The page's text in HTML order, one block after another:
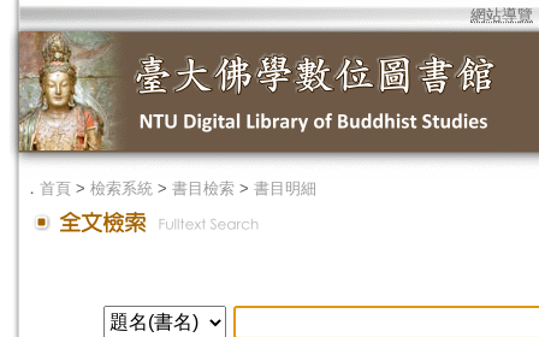
網站導覽
． 首頁 > 檢索系統 > 書目檢索 > 書目明細